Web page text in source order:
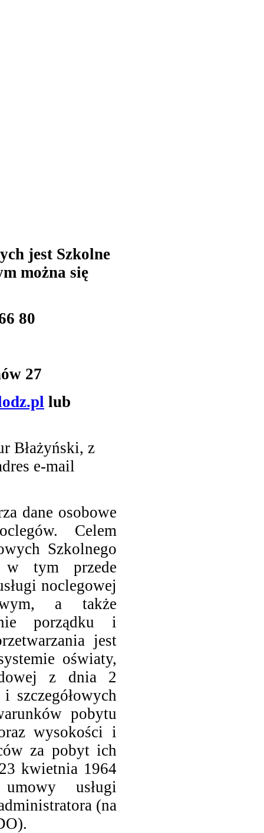
jest Szkolne
można się
80
27
lub
Błażyński, z
e-mail
dane osobowe
Celem
Szkolnego
w tym przede
noclegowej
a także
porządku i
jest
oświaty,
z dnia 2
pobytu
wysokości i
za pobyt ich
kwietnia 1964
usługi
(na